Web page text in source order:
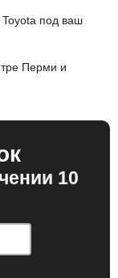
Toyota под ваш
Перми и
10